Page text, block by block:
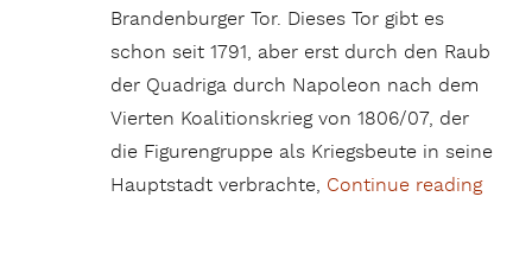
Brandenburger Tor. Dieses Tor gibt es
schon seit 1791, aber erst durch den Raub
der Quadriga durch Napoleon nach dem
Vierten Koalitionskrieg von 1806/07, der
die Figurengruppe als Kriegsbeute in seine
Hauptstadt verbrachte, Continue reading